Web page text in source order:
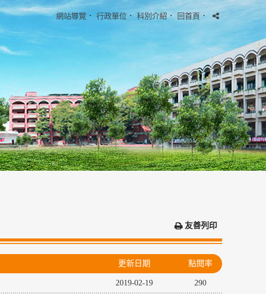
網站導覽 ． 行政單位 ． 科別介紹． 回首頁．
友善列印
更新日期 點閱率
2019-02-19 290